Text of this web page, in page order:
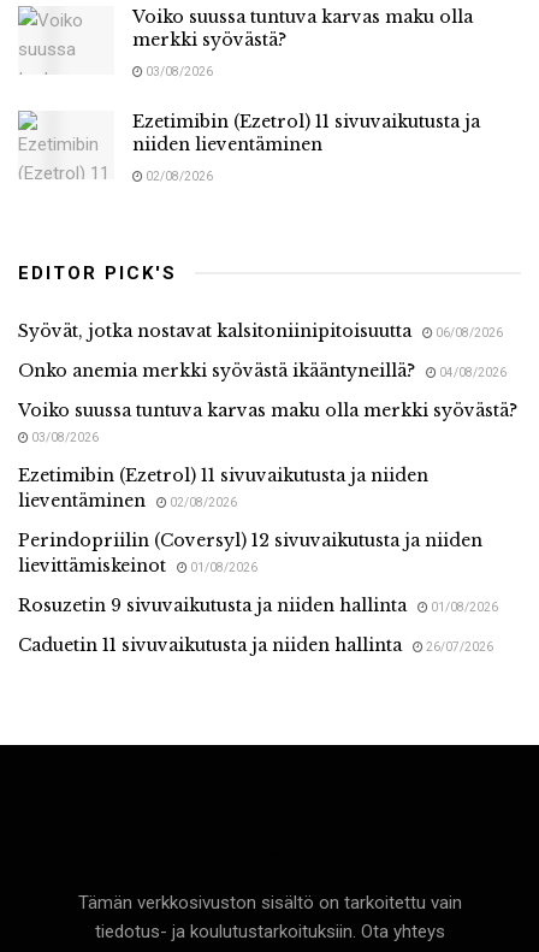
Voiko suussa tuntuva karvas maku olla
merkki syövästä?
03/08/2026
Ezetimibin (Ezetrol) 11 sivuvaikutusta ja
niiden lieventäminen
02/08/2026
EDITOR PICK'S
Syövät, jotka nostavat kalsitoniinipitoisuutta 06/08/2026
Onko anemia merkki syövästä ikääntyneillä? 04/08/2026
Voiko suussa tuntuva karvas maku olla merkki syövästä?
03/08/2026
Ezetimibin (Ezetrol) 11 sivuvaikutusta ja niiden
lieventäminen
02/08/2026
Perindopriilin (Coversyl) 12 sivuvaikutusta ja niiden
lievittämiskeinot
01/08/2026
Rosuzetin 9 sivuvaikutusta ja niiden hallinta 01/08/2026
Caduetin 11 sivuvaikutusta ja niiden hallinta 26/07/2026
Tämän verkkosivuston sisältö on tarkoitettu vain
tiedotus- ja koulutustarkoituksiin. Ota yhteys